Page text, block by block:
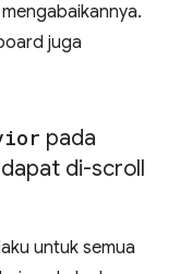
juga
pada
di-scroll
untuk semua